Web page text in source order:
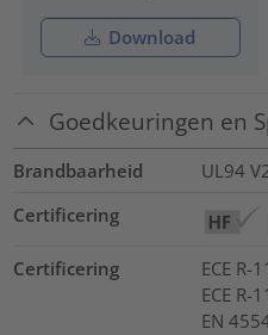
Download
Goedkeuringen en
Brandbaarheid
UL94
Certificering
Certificering
ECE R-
ECE R-
EN